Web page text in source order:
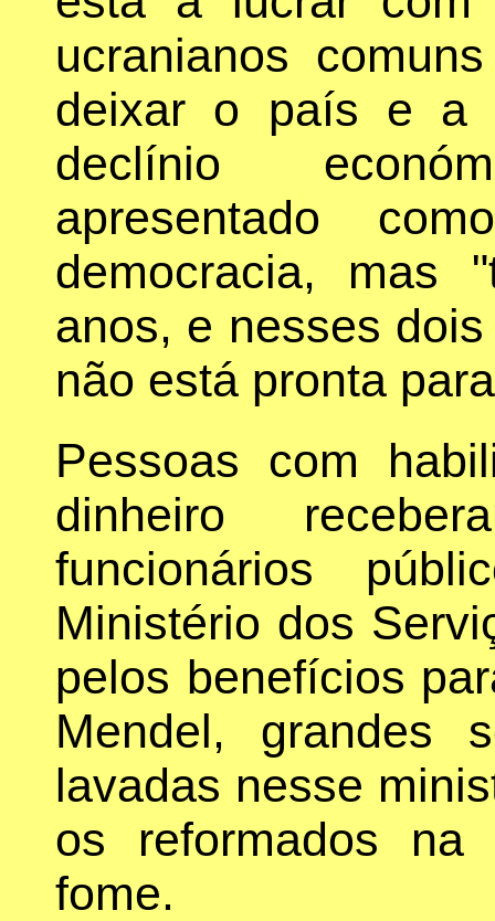
ucranianos
deixar o país e a
declínio
apresentado
democracia, mas
anos, e nesses
não está pronta
Pessoas com
dinheiro
funcionários
Ministério dos
pelos benefícios
Mendel, grandes
lavadas nesse
os reformados
fome.